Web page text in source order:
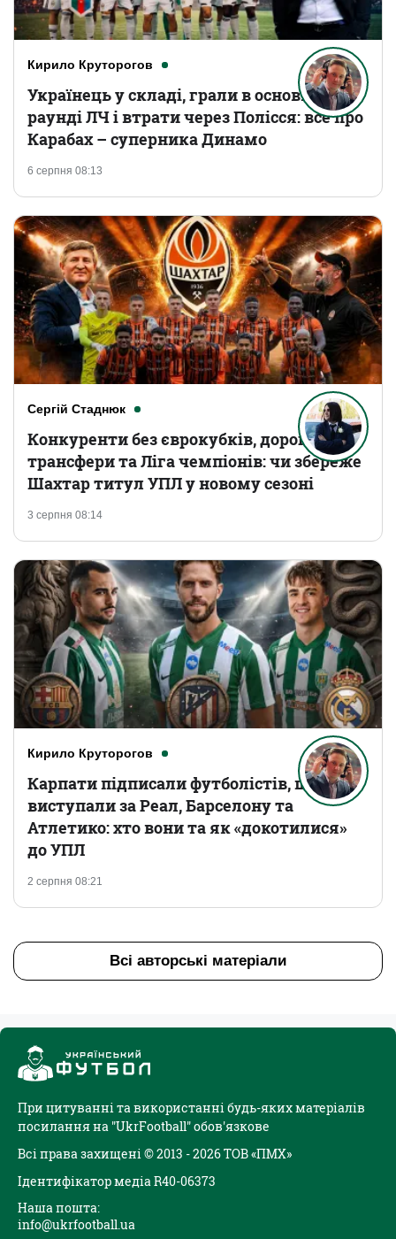
Кирило Круторогов
6 серпня 08:13
Українець у складі, грали в основному
раунді ЛЧ і втрати через Полісся: все про
Карабах – суперника Динамо
Сергій Стаднюк
3 серпня 08:14
Конкуренти без єврокубків, дорогі
трансфери та Ліга чемпіонів: чи збереже
Шахтар титул УПЛ у новому сезоні
Кирило Круторогов
2 серпня 08:21
Карпати підписали футболістів, що
виступали за Реал, Барселону та
Атлетико: хто вони та як «докотилися»
до УПЛ
Всі авторські матеріали
При цитуванні та використанні будь-яких матеріалів
посилання на "UkrFootball" обов'язкове
Всі права захищені © 2013 - 2026 ТОВ «ПМХ»
Ідентифікатор медіа R40-06373
Наша пошта:
info@ukrfootball.ua